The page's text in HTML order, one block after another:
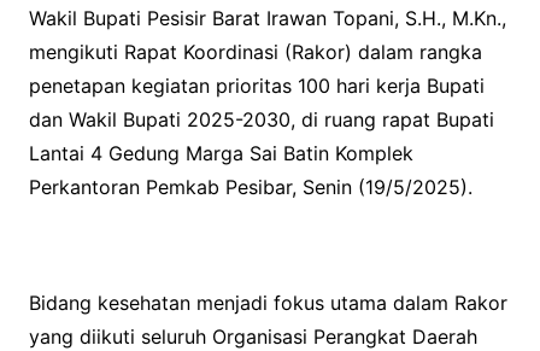
Wakil Bupati Pesisir Barat Irawan Topani, S.H., M.Kn.,
mengikuti Rapat Koordinasi (Rakor) dalam rangka
penetapan kegiatan prioritas 100 hari kerja Bupati
dan Wakil Bupati 2025-2030, di ruang rapat Bupati
Lantai 4 Gedung Marga Sai Batin Komplek
Perkantoran Pemkab Pesibar, Senin (19/5/2025).
Bidang kesehatan menjadi fokus utama dalam Rakor
yang diikuti seluruh Organisasi Perangkat Daerah